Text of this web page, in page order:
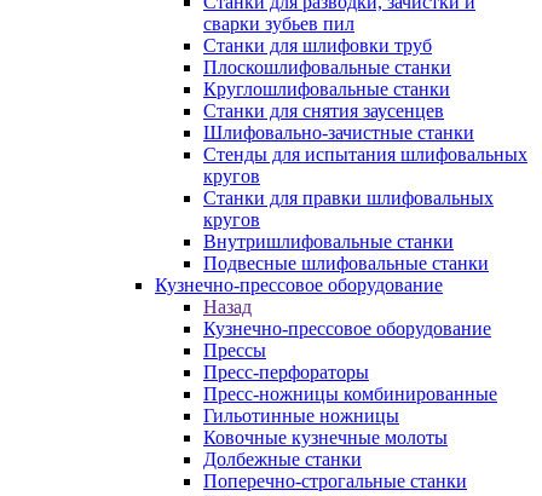
сварки зубьев пил
Станки для шлифовки труб
Плоскошлифовальные станки
Круглошлифовальные станки
Станки для снятия заусенцев
Шлифовально-зачистные станки
Стенды для испытания шлифовальных
кругов
Станки для правки шлифовальных
кругов
Внутришлифовальные станки
Подвесные шлифовальные станки
Кузнечно-прессовое оборудование
Назад
Кузнечно-прессовое оборудование
Прессы
Пресс-перфораторы
Пресс-ножницы комбинированные
Гильотинные ножницы
Ковочные кузнечные молоты
Долбежные станки
Поперечно-строгальные станки